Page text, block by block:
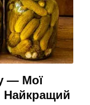
— Мої
Найкращий